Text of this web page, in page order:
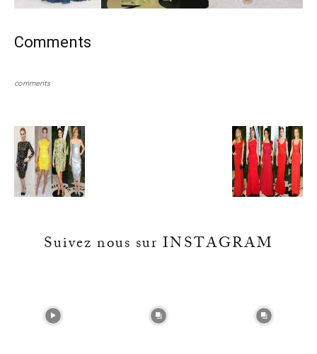
Comments
comments
Suivez nous sur INSTAGRAM